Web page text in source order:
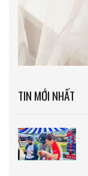
TIN MỚI NHẤT